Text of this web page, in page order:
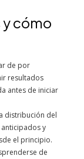
y cómo
de por
resultados
antes de iniciar
distribución del
y
el principio.
de